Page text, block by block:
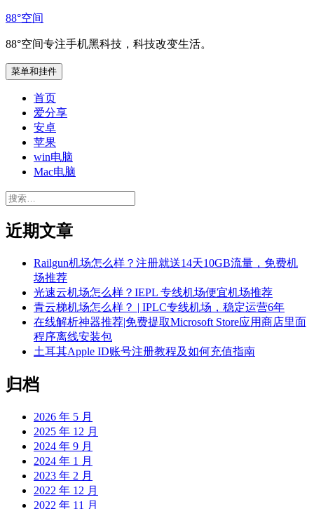
跳
内
容
88°空间
88°空间专注手机黑科技，科技改变生活。
菜单和挂件
首页
爱分享
安卓
苹果
win电脑
Mac电脑
搜
近期文章
Railgun机场怎么样？注册就送14天10GB流量，免费机
场推荐
光速云机场怎么样？IEPL 专线机场便宜机场推荐
青云梯机场怎么样？ | IPLC专线机场，稳定运营6年
在线解析神器推荐|免费提取Microsoft Store应用商店里面
程序离线安装包
土耳其Apple ID账号注册教程及如何充值指南
归档
2026 年 5 月
2025 年 12 月
2024 年 9 月
2024 年 1 月
2023 年 2 月
2022 年 12 月
2022 年 11 月